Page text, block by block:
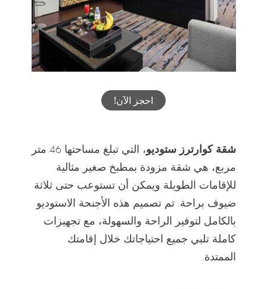
احجز الآن!
شقة كوارترز ستوديو
، التي تبلغ مساحتها 46 متر
مربع، هي شقة مزودة بمطبخ صغير مثالية
للإقامات الطويلة ويمكن أن تستوعب حتى ثلاثة
ضيوف براحة. تم تصميم هذه الأجنحة الاستوديو
بالكامل لتوفير الراحة والسهولة، مع تجهيزات
كاملة تلبي جميع احتياجاتك خلال إقامتك
الممتدة.